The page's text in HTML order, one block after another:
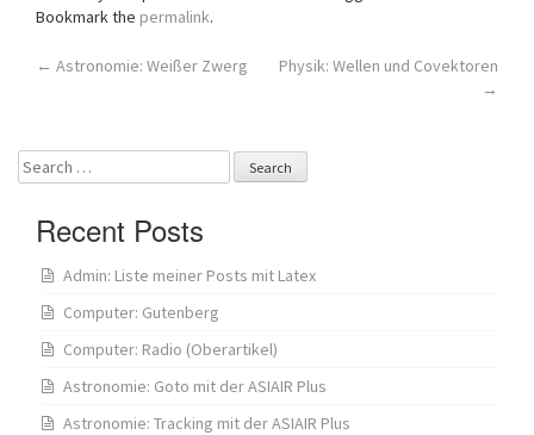
Bookmark the permalink.
Post
← Astronomie: Weißer Zwerg
Physik: Wellen und Covektoren
→
Search
for:
Recent Posts
Admin: Liste meiner Posts mit Latex
Computer: Gutenberg
Computer: Radio (Oberartikel)
Astronomie: Goto mit der ASIAIR Plus
Astronomie: Tracking mit der ASIAIR Plus